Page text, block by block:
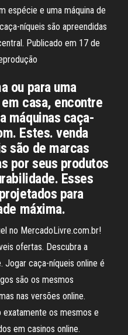
espécie e uma máquina de
níqueis são apreendidas
Publicado em 17 de
ou para uma
casa, encontre
máquinas caça-
Estes. venda
são de marcas
por seus produtos
Esses
para
máxima.
no MercadoLivre.com.br!
ofertas. Descubra a
Jogar caça-níqueis online é
são os mesmos
nas versões online.
exatamente os mesmos e
em casinos online.